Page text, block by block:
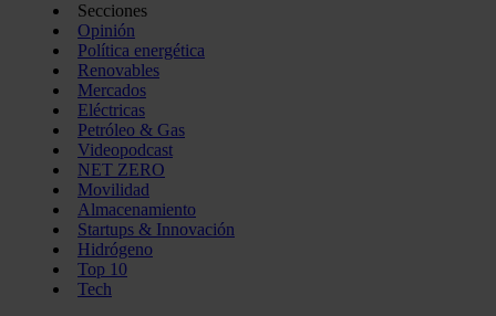
Secciones
Opinión
Política energética
Renovables
Mercados
Eléctricas
Petróleo & Gas
Videopodcast
NET ZERO
Movilidad
Almacenamiento
Startups & Innovación
Hidrógeno
Top 10
Tech